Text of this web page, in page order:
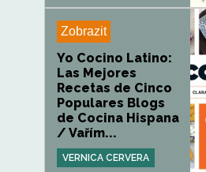
Zobrazit
Yo Cocino Latino:
Las Mejores
Recetas de Cinco
Populares Blogs
de Cocina Hispana
/ Vařím...
VERNICA CERVERA